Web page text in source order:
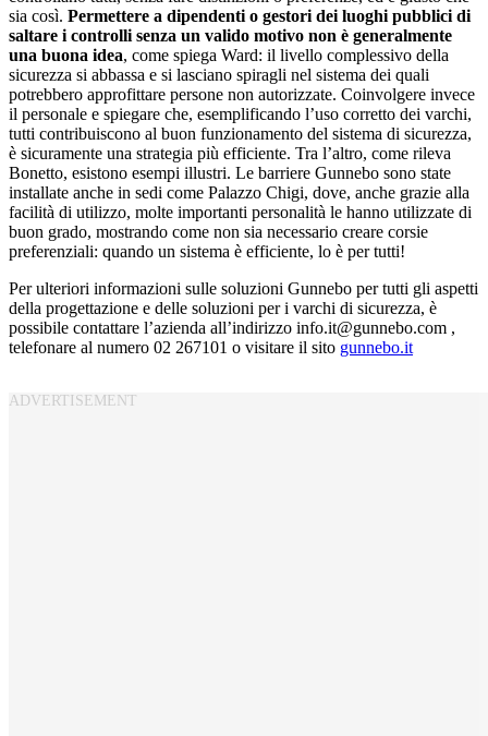
sia così. Permettere a dipendenti o gestori dei luoghi pubblici di
saltare i controlli senza un valido motivo non è generalmente
una buona idea, come spiega Ward: il livello complessivo della
sicurezza si abbassa e si lasciano spiragli nel sistema dei quali
potrebbero approfittare persone non autorizzate. Coinvolgere invece
il personale e spiegare che, esemplificando l’uso corretto dei varchi,
tutti contribuiscono al buon funzionamento del sistema di sicurezza,
è sicuramente una strategia più efficiente. Tra l’altro, come rileva
Bonetto, esistono esempi illustri. Le barriere Gunnebo sono state
installate anche in sedi come Palazzo Chigi, dove, anche grazie alla
facilità di utilizzo, molte importanti personalità le hanno utilizzate di
buon grado, mostrando come non sia necessario creare corsie
preferenziali: quando un sistema è efficiente, lo è per tutti!
Per ulteriori informazioni sulle soluzioni Gunnebo per tutti gli aspetti
della progettazione e delle soluzioni per i varchi di sicurezza, è
possibile contattare l’azienda all’indirizzo info.it@gunnebo.com ,
telefonare al numero 02 267101 o visitare il sito gunnebo.it